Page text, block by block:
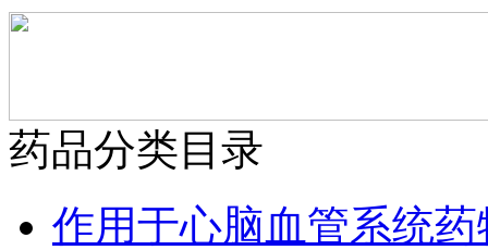
药品分类目录
作用于心脑血管系统药